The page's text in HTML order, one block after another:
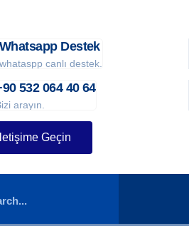
Whatsapp Destek
whataspp canlı destek.
532 064 40 64
arayın.
İletişime Geçin